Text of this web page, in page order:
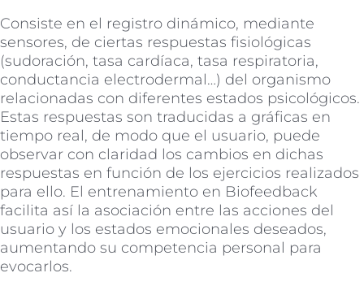
Consiste en el registro dinámico, mediante
sensores, de ciertas respuestas fisiológicas
(sudoración, tasa cardíaca, tasa respiratoria,
conductancia electrodermal…) del organismo
relacionadas con diferentes estados psicológicos.
Estas respuestas son traducidas a gráficas en
tiempo real, de modo que el usuario, puede
observar con claridad los cambios en dichas
respuestas en función de los ejercicios realizados
para ello. El entrenamiento en Biofeedback
facilita así la asociación entre las acciones del
usuario y los estados emocionales deseados,
aumentando su competencia personal para
evocarlos.